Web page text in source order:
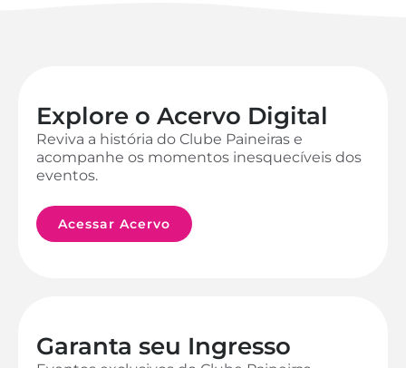
Explore o Acervo Digital
Reviva a história do Clube Paineiras e
acompanhe os momentos inesquecíveis dos
eventos.
Acessar Acervo
Garanta seu Ingresso